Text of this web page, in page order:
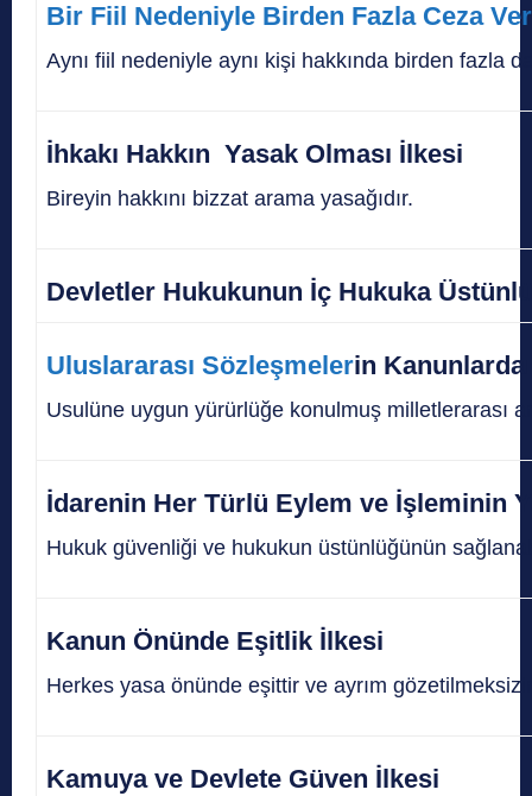
Bir Fiil Nedeniyle Birden Fazla Ceza
Aynı fiil nedeniyle aynı kişi hakkında birden fazla
İhkakı Hakkın Yasak Olması İlkesi
Bireyin hakkını bizzat arama yasağıdır.
Devletler Hukukunun İç Hukuka
Uluslararası Sözleşmelerin
Usulüne uygun yürürlüğe konulmuş milletlerarası
İdarenin Her Türlü Eylem ve İşleminin
Hukuk güvenliği ve hukukun üstünlüğünün
Kanun Önünde Eşitlik İlkesi
Herkes yasa önünde eşittir ve ayrım
Kamuya ve Devlete Güven İlkesi